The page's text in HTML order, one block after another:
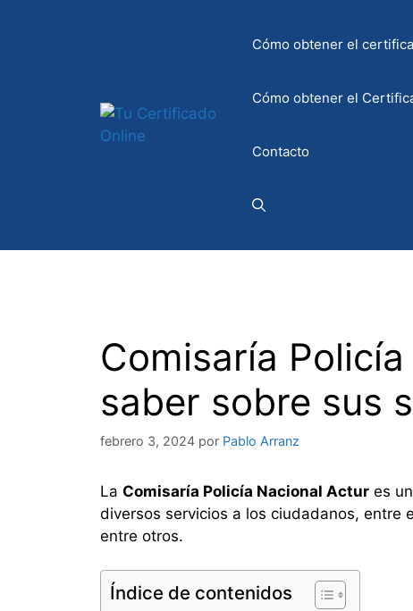
Cómo obtener el
Cómo obtener el
Contacto
Comisaría
saber sobre sus
febrero 3, 2024 por Pablo Arranz
La Comisaría Policía Nacional Actur es
diversos servicios a los ciudadanos, entre
entre otros.
Índice de contenidos